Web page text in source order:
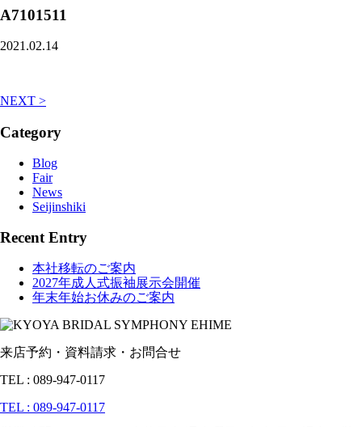
A7101511
2021.02.14
NEXT >
Category
Blog
Fair
News
Seijinshiki
Recent Entry
本社移転のご案内
2027年成人式振袖展示会開催
年末年始お休みのご案内
来店予約・資料請求・お問合せ
TEL : 089-947-0117
TEL : 089-947-0117